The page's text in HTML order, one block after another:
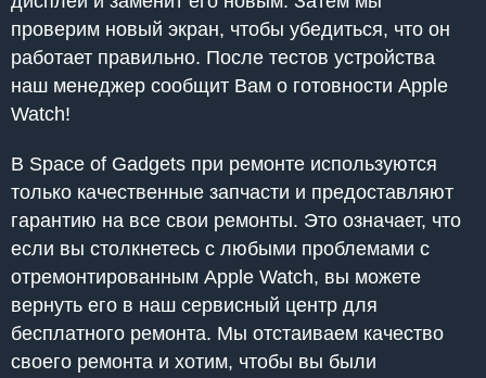
проверим новый экран, чтобы убедиться, что он
работает правильно. После тестов устройства
наш менеджер сообщит Вам о готовности Apple
Watch!
В Space of Gadgets при ремонте используются
только качественные запчасти и предоставляют
гарантию на все свои ремонты. Это означает, что
если вы столкнетесь с любыми проблемами с
отремонтированным Apple Watch, вы можете
вернуть его в наш сервисный центр для
бесплатного ремонта. Мы отстаиваем качество
своего ремонта и хотим, чтобы вы были